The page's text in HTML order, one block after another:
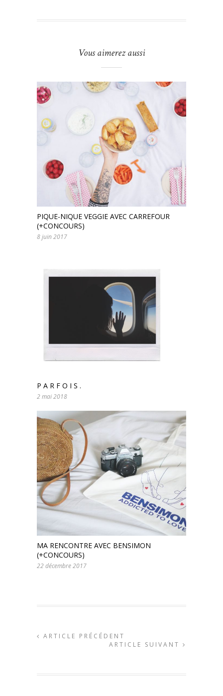
Vous aimerez aussi
PIQUE-NIQUE VEGGIE AVEC CARREFOUR
(+CONCOURS)
8 juin 2017
P A R F O I S .
2 mai 2018
MA RENCONTRE AVEC BENSIMON
(+CONCOURS)
22 décembre 2017
ARTICLE PRÉCÉDENT
ARTICLE SUIVANT